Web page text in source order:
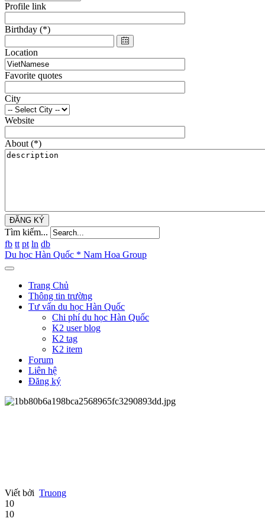
Profile link
Birthday (*)
Location
Favorite quotes
City
Website
About (*)
ĐĂNG KÝ
Tìm kiếm...
fb tt pt ln db
Du học Hàn Quốc * Nam Hoa Group
Trang Chủ
Thông tin trường
Tư vấn du học Hàn Quốc
Chi phí du học Hàn Quốc
K2 user blog
K2 tag
K2 item
Forum
Liên hệ
Đăng ký
Viết bởi Truong
10
10